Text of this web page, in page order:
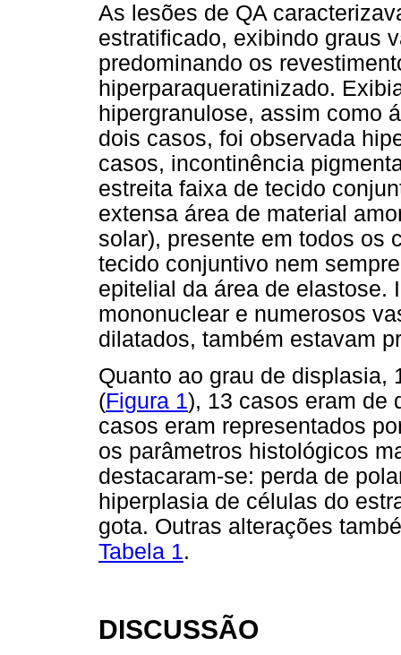
As lesões de QA
estratificado, exibindo graus
predominando os
hiperparaqueratinizado.
hipergranulose, assim como
dois casos, foi observada
casos, incontinência
estreita faixa de tecido
extensa área de material
solar), presente em todos os
tecido conjuntivo nem
epitelial da área de elastose.
mononuclear e numerosos
dilatados, também estavam
Quanto ao grau de displasia,
(Figura 1), 13 casos eram de
casos eram representados
os parâmetros histológicos
destacaram-se: perda de
hiperplasia de células do
gota. Outras alterações
Tabela 1.
DISCUSSÃO